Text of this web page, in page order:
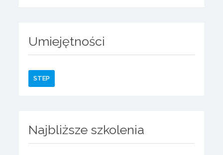
Umiejętności
STEP
Najbliższe szkolenia